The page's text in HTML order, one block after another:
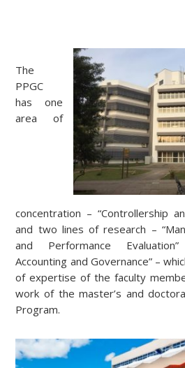
The
PPGC
has one
area of
concentration – “Controllership
and two lines of research –
and Performance
Accounting and Governance” –
of expertise of the faculty
work of the master’s and
Program.